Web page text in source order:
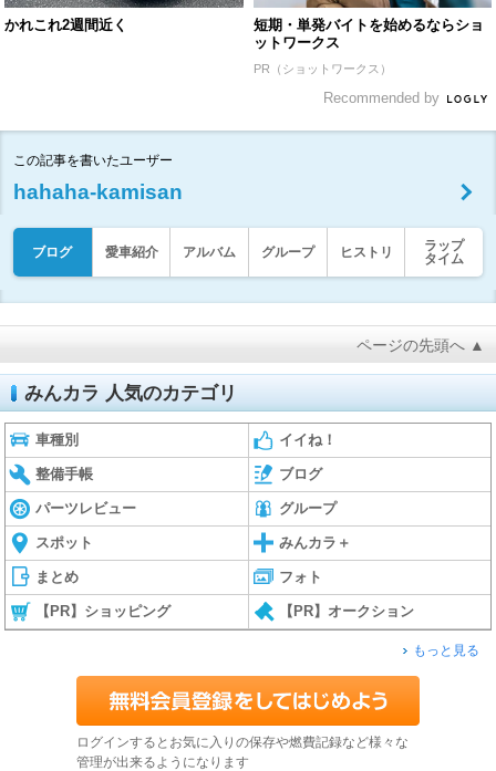
かれこれ2週間近く
短期・単発バイトを始めるならショ
ットワークス
PR（ショットワークス）
Recommended by
この記事を書いたユーザー
hahaha-kamisan
ブログ 愛車紹介 アルバム グループ ヒストリ
ラップ
タイム
ページの先頭へ ▲
みんカラ 人気のカテゴリ
車種別 イイね！
整備手帳 ブログ
パーツレビュー グループ
スポット みんカラ＋
まとめ フォト
【PR】ショッピング 【PR】オークション
もっと見る
ログインするとお気に入りの保存や燃費記録など様々な
管理が出来るようになります